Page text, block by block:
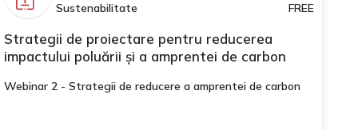
Sustenabilitate FREE
Strategii de proiectare pentru reducerea
impactului poluării și a amprentei de carbon
Webinar 2 - Strategii de reducere a amprentei de carbon